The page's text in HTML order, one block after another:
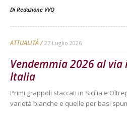
Di Redazione VVQ
ATTUALITÀ 27 Luglio 2026
Vendemmia 2026 al via
Italia
Primi grappoli staccati in Sicilia e
varietà bianche e quelle per basi